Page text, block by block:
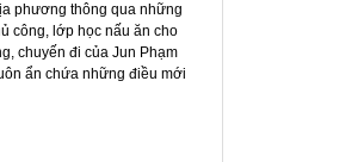
phương thông qua những
công, lớp học nấu ăn cho
chuyến đi của Jun Phạm
ẩn chứa những điều mới